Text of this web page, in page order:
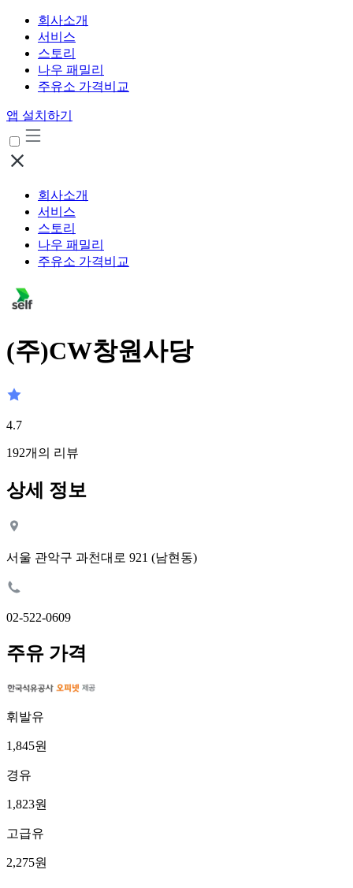
회사소개
서비스
스토리
나우 패밀리
주유소 가격비교
앱 설치하기
회사소개
서비스
스토리
나우 패밀리
주유소 가격비교
(주)CW창원사당
4.7
192개의 리뷰
상세 정보
서울 관악구 과천대로 921 (남현동)
02-522-0609
주유 가격
휘발유
1,845원
경유
1,823원
고급유
2,275원